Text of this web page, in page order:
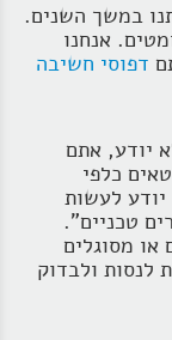
במשך השנים.
אנחנו
דפוסי חשיבה
יודע, אתם
כלפי
לעשות
טכניים".
או מסוגלים
לנסות ולבדוק